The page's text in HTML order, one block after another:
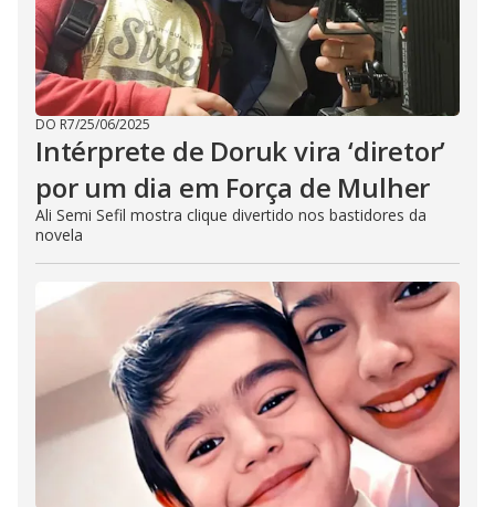
DO R7/25/06/2025
Intérprete de Doruk vira ‘diretor’
por um dia em Força de Mulher
Ali Semi Sefil mostra clique divertido nos bastidores da
novela